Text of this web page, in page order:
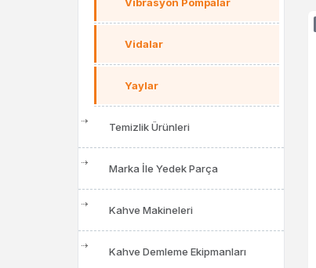
Vidalar
Yaylar
Temizlik Ürünleri
Marka İle Yedek Parça
Kahve Makineleri
Kahve Demleme Ekipmanları